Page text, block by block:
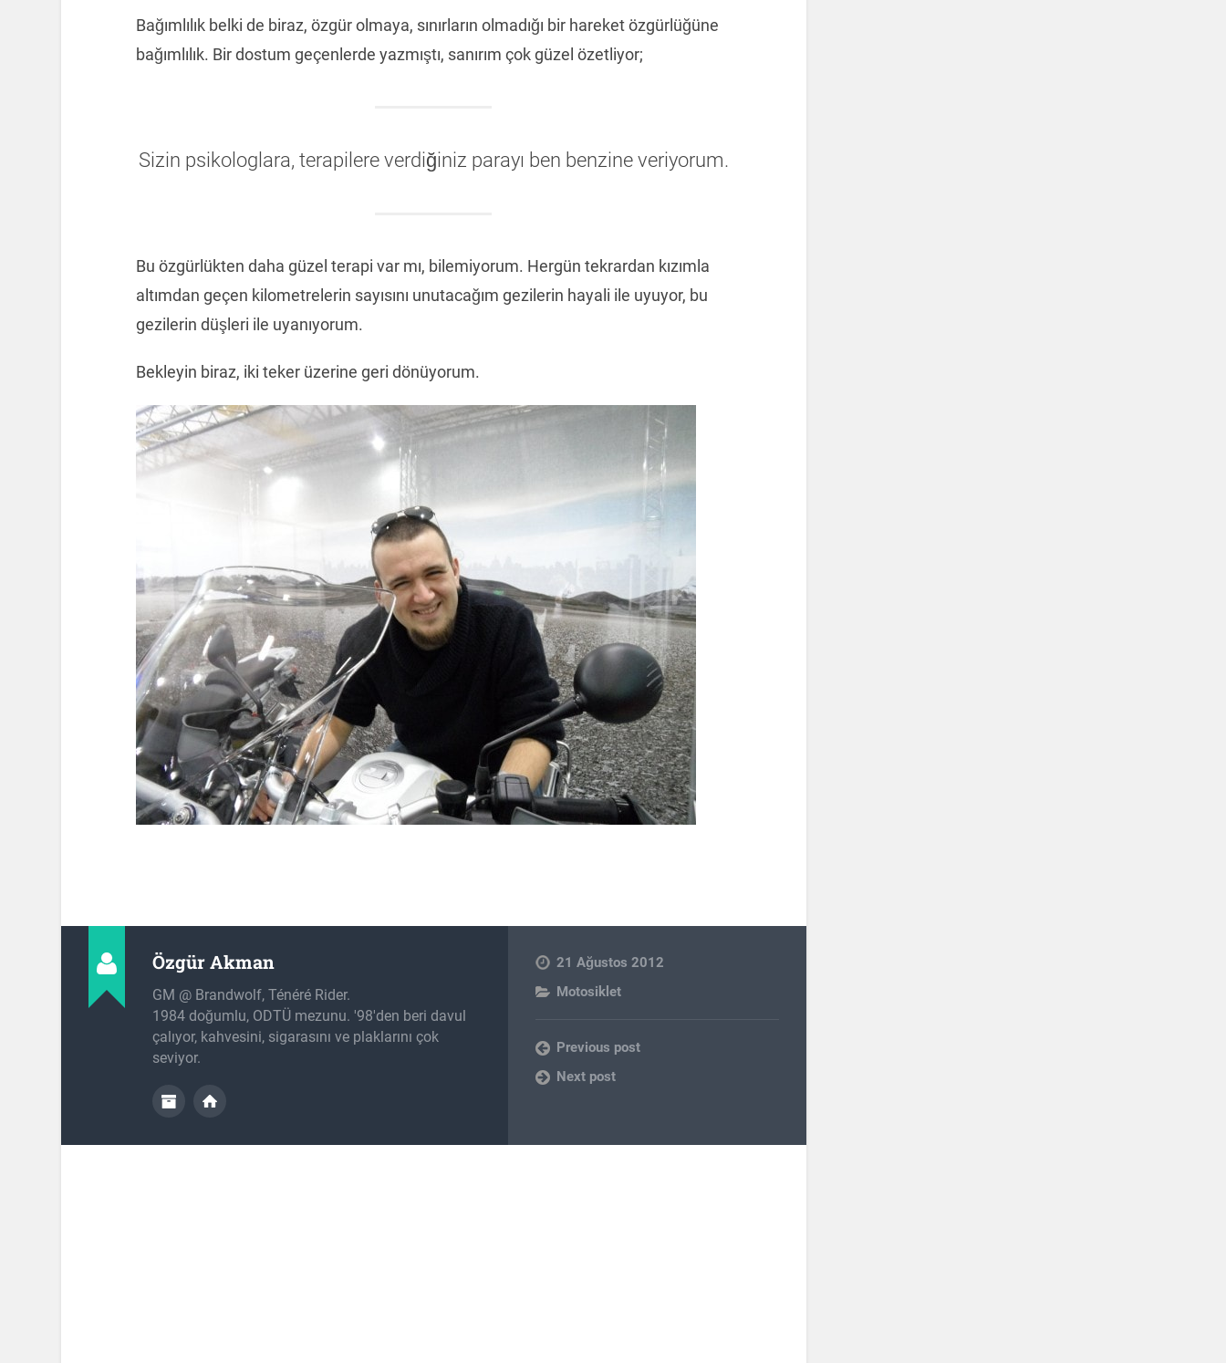
Bağımlılık belki de biraz, özgür olmaya, sınırların olmadığı bir hareket özgürlüğüne
bağımlılık. Bir dostum geçenlerde yazmıştı, sanırım çok güzel özetliyor;
Sizin psikologlara, terapilere verdiğiniz parayı ben benzine veriyorum.
Bu özgürlükten daha güzel terapi var mı, bilemiyorum. Hergün tekrardan kızımla
altımdan geçen kilometrelerin sayısını unutacağım gezilerin hayali ile uyuyor, bu
gezilerin düşleri ile uyanıyorum.
Bekleyin biraz, iki teker üzerine geri dönüyorum.
Özgür Akman
GM @ Brandwolf, Ténéré Rider.
1984 doğumlu, ODTÜ mezunu. '98'den beri davul
çalıyor, kahvesini, sigarasını ve plaklarını çok
seviyor.
21 Ağustos 2012
Motosiklet
Previous post
Next post